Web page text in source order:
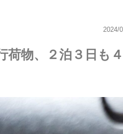
2024/
荷物、２泊３日も